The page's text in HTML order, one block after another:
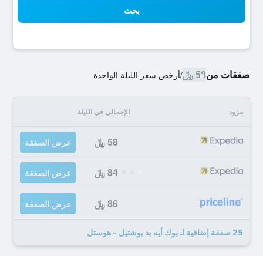
بحث
صفقات من58 ﷼ /أرخص سعر الليلة الواحدة
مزود الإجمالي في الليلة
58 ﷼ عرض الصفقة
84 ﷼ عرض الصفقة
86 ﷼ عرض الصفقة
25 صفقة إضافية لـ بوك أيه بد بوشتيل - هوستل